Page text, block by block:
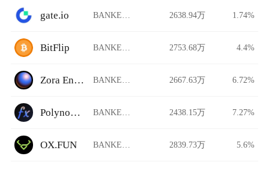
gate.io 2638.94万 1.74%
BitFlip 2753.68万 4.4%
Zora Energy Swap 2667.63万 6.72%
Polynomial Trade 2438.15万 7.27%
OX.FUN 2839.73万 5.6%